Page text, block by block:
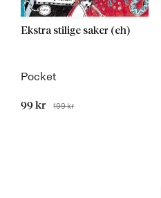
Ekstra stilige saker (eh)
Pocket
Tilbudspris
99 kr Før
199 kr